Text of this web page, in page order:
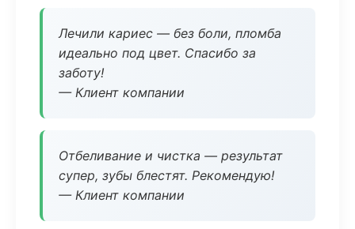
Лечили кариес — без боли, пломба
идеально под цвет. Спасибо за
заботу!
— Клиент компании
Отбеливание и чистка — результат
супер, зубы блестят. Рекомендую!
— Клиент компании